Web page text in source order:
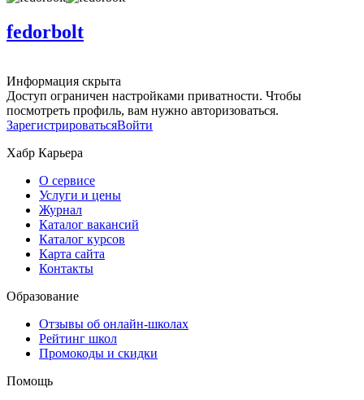
fedorbolt
Информация скрыта
Доступ ограничен настройками приватности. Чтобы
посмотреть профиль, вам нужно авторизоваться.
ЗарегистрироватьсяВойти
Хабр Карьера
О сервисе
Услуги и цены
Журнал
Каталог вакансий
Каталог курсов
Карта сайта
Контакты
Образование
Отзывы об онлайн-школах
Рейтинг школ
Промокоды и скидки
Помощь